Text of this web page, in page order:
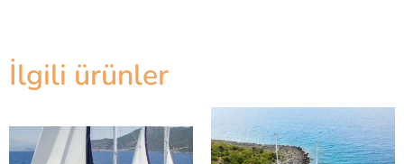
İlgili ürünler